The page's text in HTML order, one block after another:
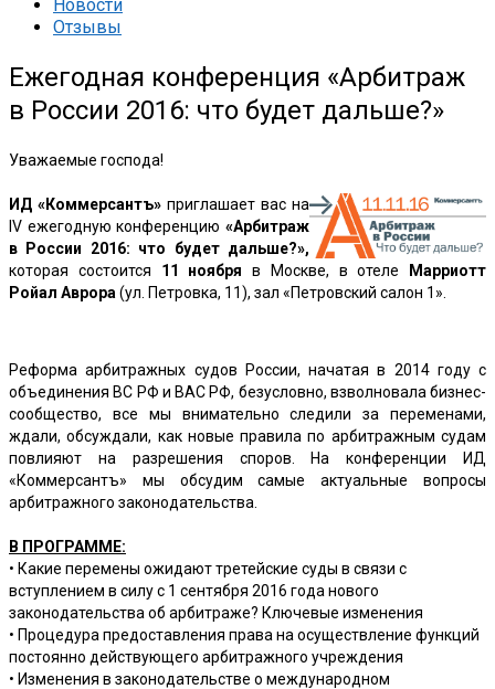
Новости
Отзывы
Ежегодная конференция «Арбитраж
в России 2016: что будет дальше?»
Уважаемые господа!
ИД «Коммерсантъ» приглашает вас на
IV ежегодную конференцию «Арбитраж
в России 2016: что будет дальше?»,
которая состоится 11 ноября в Москве, в отеле
Марриотт
Ройал Аврора (ул. Петровка, 11), зал «Петровский салон 1».
Реформа арбитражных судов России, начатая в 2014 году с
объединения ВС РФ и ВАС РФ, безусловно, взволновала бизнес-
сообщество, все мы внимательно следили за переменами,
ждали, обсуждали, как новые правила по арбитражным судам
повлияют на разрешения споров. На конференции ИД
«Коммерсантъ» мы обсудим самые актуальные вопросы
арбитражного законодательства.
В ПРОГРАММЕ:
• Какие перемены ожидают третейские суды в связи с
вступлением в силу с 1 сентября 2016 года нового
законодательства об арбитраже? Ключевые изменения
• Процедура предоставления права на осуществление функций
постоянно действующего арбитражного учреждения
• Изменения в законодательстве о международном